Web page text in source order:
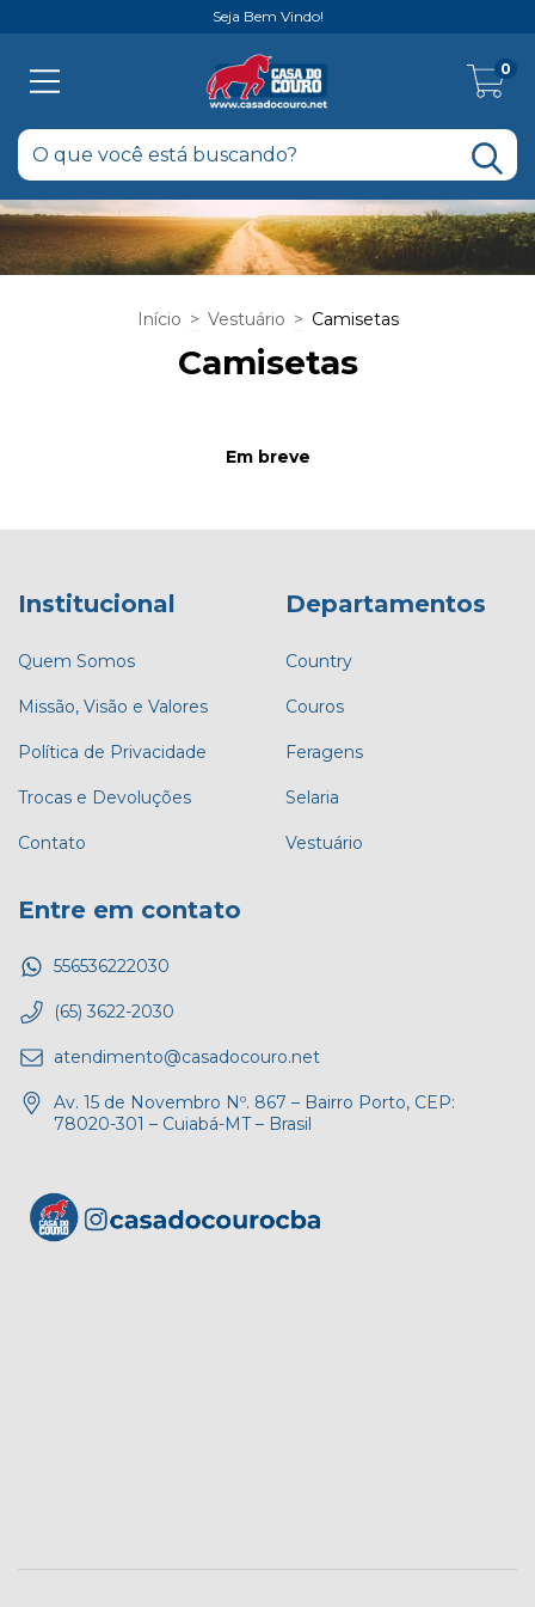
Seja Bem Vindo!
0
Início > Vestuário > Camisetas
Camisetas
Em breve
Institucional
Quem Somos
Missão, Visão e Valores
Política de Privacidade
Trocas e Devoluções
Contato
Departamentos
Country
Couros
Feragens
Selaria
Vestuário
Entre em contato
556536222030
(65) 3622-2030
atendimento@casadocouro.net
Av. 15 de Novembro Nº. 867 – Bairro Porto, CEP:
78020-301 – Cuiabá-MT – Brasil